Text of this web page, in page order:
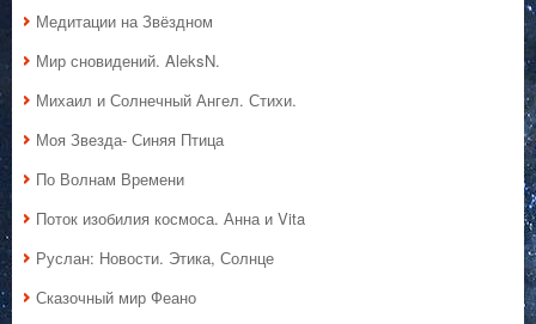
Медитации на Звёздном
Мир сновидений. AleksN.
Михаил и Солнечный Ангел. Стихи.
Моя Звезда- Синяя Птица
По Волнам Времени
Поток изобилия космоса. Анна и Vita
Руслан: Новости. Этика, Солнце
Сказочный мир Феано